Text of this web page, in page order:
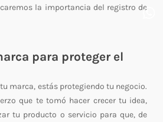
la importancia del registro de
para proteger el
marca, estás protegiendo tu negocio.
que te tomó hacer crecer tu idea,
tu producto o servicio para que, de